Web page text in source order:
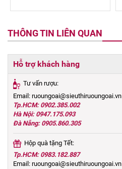
THÔNG TIN LIÊN QUAN
Hỗ trợ khách hàng
Tư vấn rượu:
Email: ruoungoai@sieuthiruoungoai.vn
Tp.HCM: 0902.385.002
Hà Nội: 0947.175.093
Đà Nẵng: 0905.860.305
Hộp quà tặng Tết:
Tp.HCM: 0983.182.887
Email: ruoungoai@sieuthiruoungoai.vn